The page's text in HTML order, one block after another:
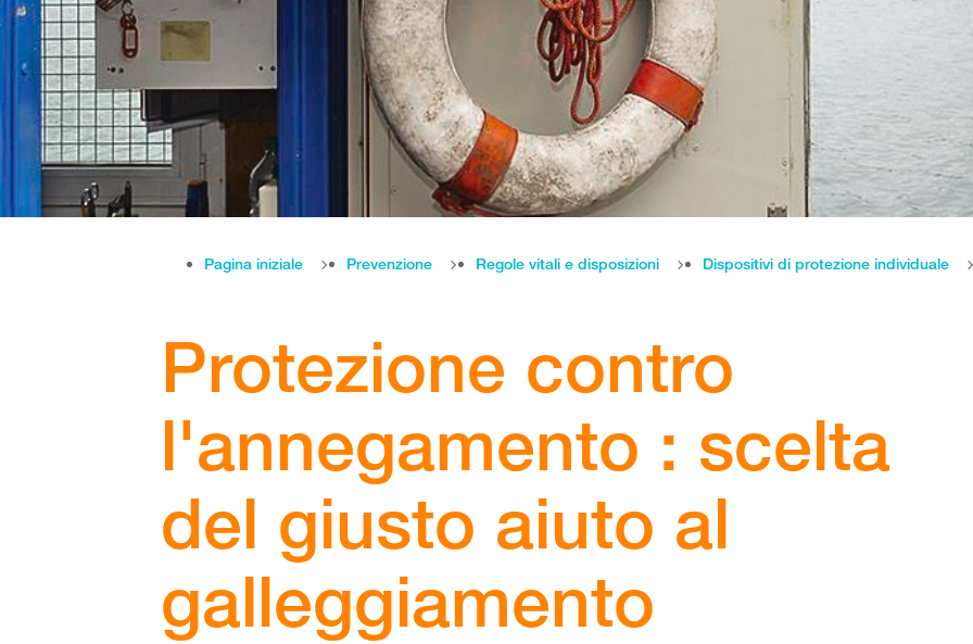
Pagina iniziale Prevenzione Regole vitali e disposizioni Dispositivi di protezione individuale
Protezione contro
l'annegamento : scelta
del giusto aiuto al
galleggiamento